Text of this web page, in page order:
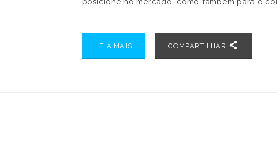
remuneração adequada à sua função. Para
LEIA MAIS COMPARTILHAR